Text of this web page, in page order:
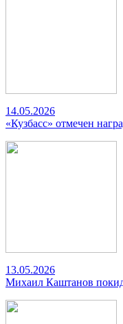
14.05.2026
«Кузбасс» отмечен
13.05.2026
Михаил Каштанов